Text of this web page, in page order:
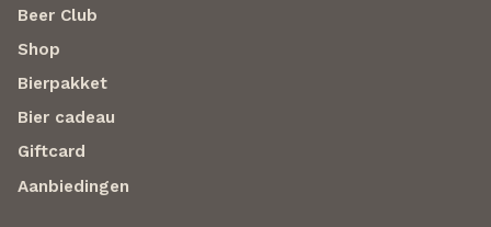
Beer Club
Shop
Bierpakket
Bier cadeau
Giftcard
Aanbiedingen